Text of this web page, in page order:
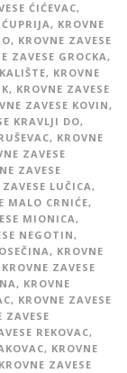
ĆIĆEVAC,
, KROVNE
, KROVNE ZAVESE
ZAVESE GROCKA,
, KROVNE
, KROVNE ZAVESE
ZAVESE KOVIN,
KRAVLJI DO,
, KROVNE
ZAVESE
ZAVESE
ZAVESE LUČICA,
MALO CRNIĆE,
MIONICA,
NEGOTIN,
, KROVNE
KROVNE ZAVESE
, KROVNE
, KROVNE ZAVESE
ZAVESE
REKOVAC,
, KROVNE
KROVNE ZAVESE